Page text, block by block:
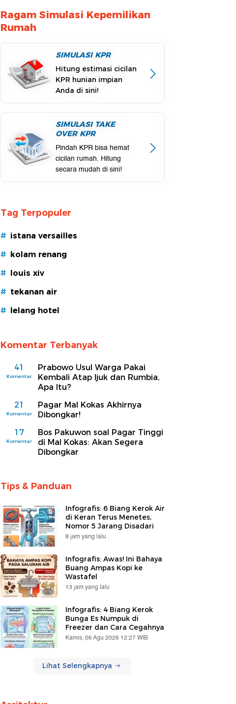
Ragam Simulasi Kepemilikan
Rumah
SIMULASI KPR
Hitung estimasi cicilan
KPR hunian impian
Anda di sini!
SIMULASI TAKE
OVER KPR
Pindah KPR bisa hemat
cicilan rumah. Hitung
secara mudah di sini!
Tag Terpopuler
# istana versailles
# kolam renang
# louis xiv
# tekanan air
# lelang hotel
Komentar Terbanyak
41
Komentar
Prabowo Usul Warga Pakai
Kembali Atap Ijuk dan Rumbia,
Apa Itu?
21
Komentar
Pagar Mal Kokas Akhirnya
Dibongkar!
17
Komentar
Bos Pakuwon soal Pagar Tinggi
di Mal Kokas: Akan Segera
Dibongkar
Tips & Panduan
Infografis: 6 Biang Kerok Air
di Keran Terus Menetes,
Nomor 5 Jarang Disadari
8 jam yang lalu
Infografis: Awas! Ini Bahaya
Buang Ampas Kopi ke
Wastafel
13 jam yang lalu
Infografis: 4 Biang Kerok
Bunga Es Numpuk di
Freezer dan Cara Cegahnya
Kamis, 06 Agu 2026 12:27 WIB
Lihat Selengkapnya